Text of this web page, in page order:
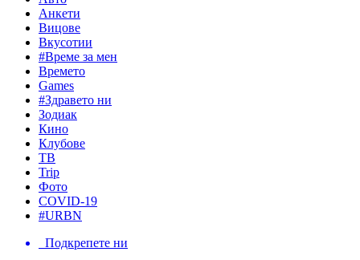
Анкети
Вицове
Вкусотии
#Време за мен
Времето
Games
#Здравето ни
Зодиак
Кино
Клубове
ТВ
Trip
Фото
COVID-19
#URBN
Подкрепете ни